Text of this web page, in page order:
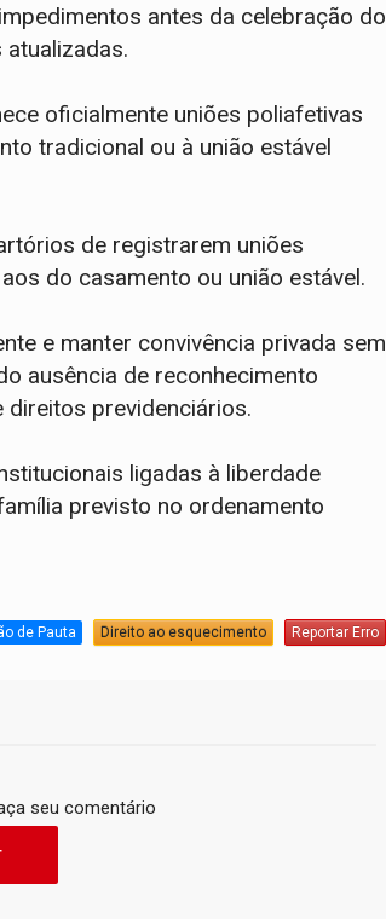
antes da celebração do
oficialmente uniões poliafetivas
tradicional ou à união estável
de registrarem uniões
do casamento ou união estável.
e manter convivência privada sem
ausência de reconhecimento
direitos previdenciários.
ligadas à liberdade
previsto no ordenamento
de Pauta Direito ao esquecimento Reportar Erro
seu comentário